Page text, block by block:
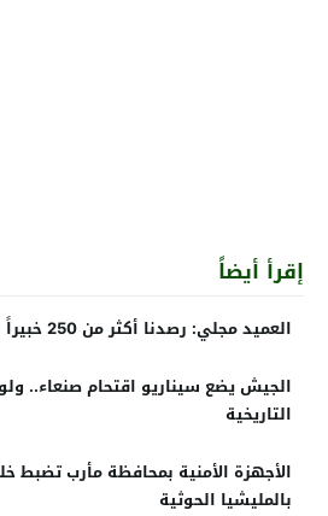
إقرأ أيضاً
العميد مجلي: رصدنا أكثر من 250 خبيراً إيرانياً في اليمن
الجيش يضع سيناريو اقتحام صنعاء..
التاريخية
الأجهزة الأمنية بمحافظة مأرب تضبط
بالمليشيا الحوثية